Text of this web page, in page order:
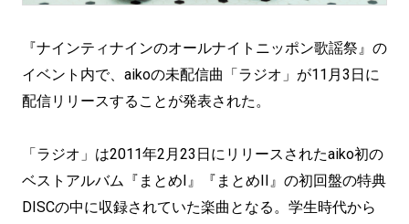
『ナインティナインのオールナイトニッポン歌謡祭』の
イベント内で、aikoの未配信曲「ラジオ」が11月3日に
配信リリースすることが発表された。
「ラジオ」は2011年2月23日にリリースされたaiko初の
ベストアルバム『まとめI』『まとめII』の初回盤の特典
DISCの中に収録されていた楽曲となる。学生時代から